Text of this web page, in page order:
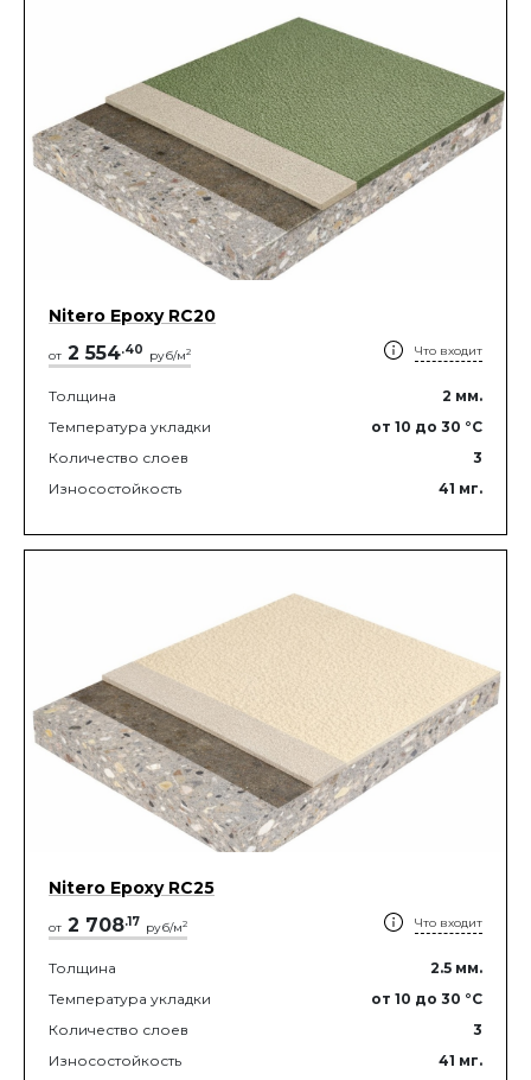
Nitero Epoxy RС20
от 2 554.40 руб/м2 Что входит
Толщина 2 мм.
Температура укладки
от 10 до 30 °C
Количество слоев
3
Износостойкость
41 мг.
Nitero Epoxy RС25
от 2 708.17 руб/м2 Что входит
Толщина 2.5 мм.
Температура укладки
от 10 до 30 °C
Количество слоев
3
Износостойкость
41 мг.